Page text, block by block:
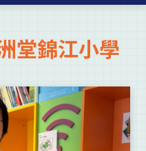
堂錦江小學